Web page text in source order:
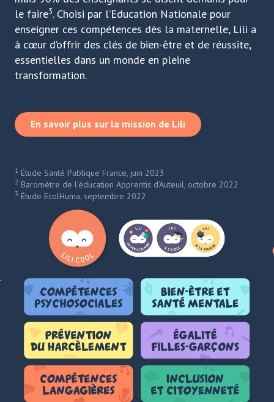
le faire3. Choisi par l’Education Nationale pour
enseigner ces compétences dès la maternelle, Lili a
à cœur d’offrir des clés de bien-être et de réussite,
essentielles dans un monde en pleine
transformation.
En savoir plus sur la mission de Lili
1 Étude Santé Publique France, juin 2023
2 Baromètre de l’éducation Apprentis d’Auteuil, octobre 2022
3 Étude EcolHuma, septembre 2022